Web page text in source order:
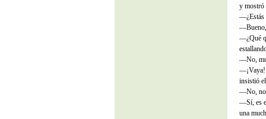
y mostró
—¿Estás
—¿Qué
—No,
—¡Vaya!
insistió
—No,
—Sí, es
una